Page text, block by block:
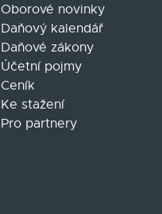
Oborové novinky
Daňový kalendář
Daňové zákony
Účetní pojmy
Ceník
Ke stažení
Pro partnery